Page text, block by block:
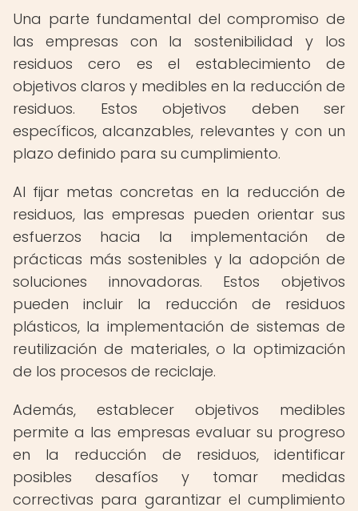
Una parte fundamental del compromiso de
las empresas con la sostenibilidad y los
residuos cero es el establecimiento de
objetivos claros y medibles en la reducción de
residuos. Estos objetivos deben ser
específicos, alcanzables, relevantes y con un
plazo definido para su cumplimiento.
Al fijar metas concretas en la reducción de
residuos, las empresas pueden orientar sus
esfuerzos hacia la implementación de
prácticas más sostenibles y la adopción de
soluciones innovadoras. Estos objetivos
pueden incluir la reducción de residuos
plásticos, la implementación de sistemas de
reutilización de materiales, o la optimización
de los procesos de reciclaje.
Además, establecer objetivos medibles
permite a las empresas evaluar su progreso
en la reducción de residuos, identificar
posibles desafíos y tomar medidas
correctivas para garantizar el cumplimiento